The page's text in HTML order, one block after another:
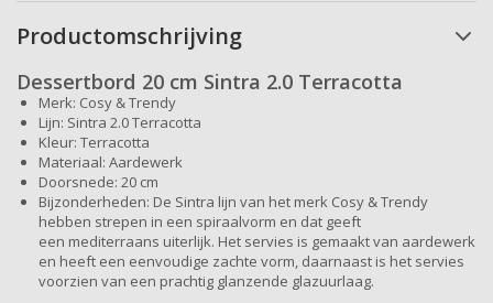
Productomschrijving
Dessertbord 20 cm Sintra 2.0 Terracotta
Merk: Cosy & Trendy
Lijn: Sintra 2.0 Terracotta
Kleur: Terracotta
Materiaal: Aardewerk
Doorsnede: 20 cm
Bijzonderheden: De Sintra lijn van het merk Cosy & Trendy
hebben strepen in een spiraalvorm en dat geeft
een mediterraans uiterlijk. Het servies is gemaakt van aardewerk
en heeft een eenvoudige zachte vorm, daarnaast is het servies
voorzien van een prachtig glanzende glazuurlaag.